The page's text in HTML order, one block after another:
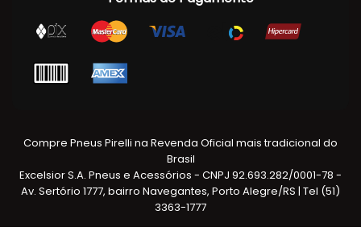
Compre Pneus Pirelli na Revenda Oficial mais tradicional do
Brasil
Excelsior S.A. Pneus e Acessórios - CNPJ 92.693.282/0001-78 -
Av. Sertório 1777, bairro Navegantes, Porto Alegre/RS | Tel (51)
3363-1777